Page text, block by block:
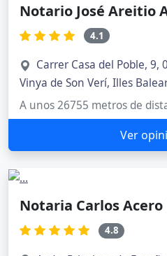
Notario José Areitio
4.1
Carrer Casa del Poble, 9,
Vinya de Son Verí, Illes
A unos 26755 metros de
Ver
Notaria Carlos
4.8